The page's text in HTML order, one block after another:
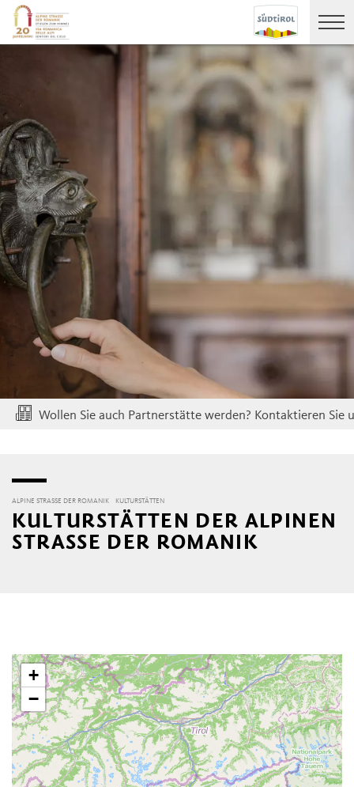
auch Partnerstätte werden? Kontaktieren Sie uns!...mehr
ALPINE STRASSE DER ROMANIK KULTURSTÄTTEN
KULTURSTÄTTEN DER ALPINEN
STRASSE DER ROMANIK
+
−